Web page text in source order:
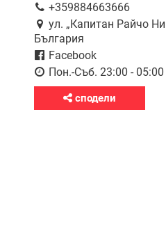
+359884663666
ул. „Капитан Райчо
България
Facebook
Пон.-Съб. 23:00 - 05:00
сподели